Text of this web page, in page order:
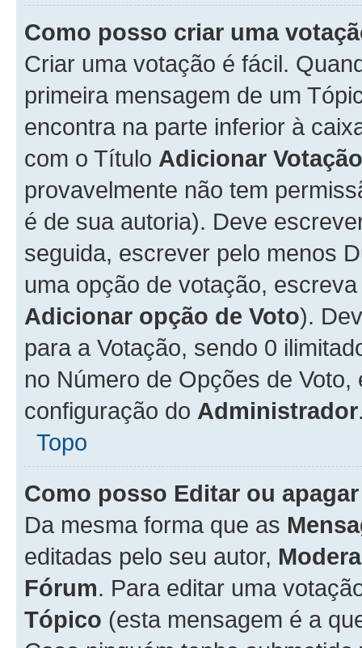
Como posso criar uma
Criar uma votação é fácil.
primeira mensagem de um
encontra na parte inferior à
com o Título Adicionar Votação
provavelmente não tem
é de sua autoria). Deve
seguida, escrever pelo menos
uma opção de votação,
Adicionar opção de Voto).
para a Votação, sendo 0
no Número de Opções de
configuração do Administrador
Topo
Como posso Editar ou
Da mesma forma que as
editadas pelo seu autor,
Fórum. Para editar uma
Tópico (esta mensagem é a